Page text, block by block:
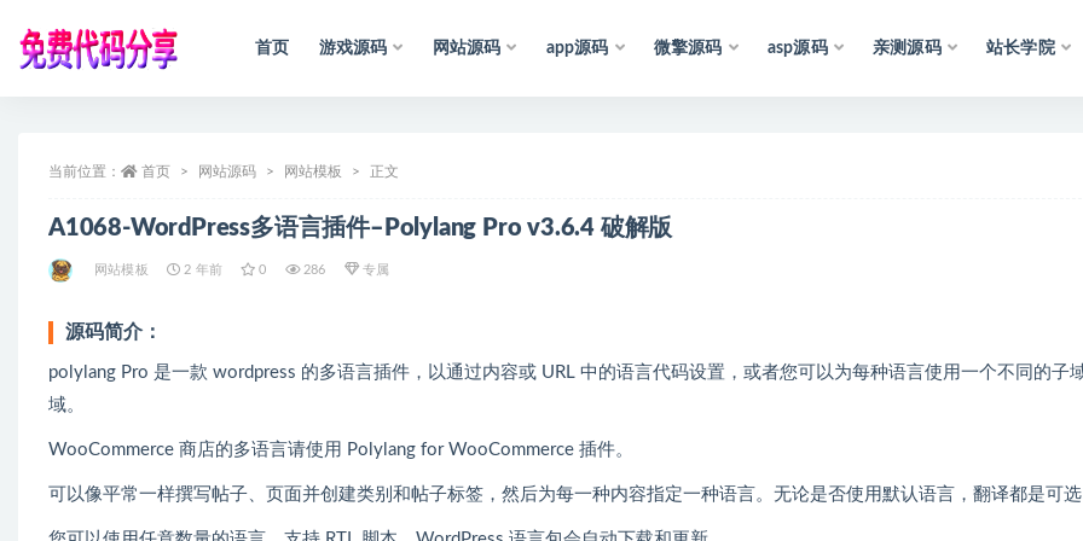
首页 游戏源码 网站源码 app源码 微擎源码 asp源码 亲测源码 站长学院
当前位置： 首页 网站源码 网站模板 正文
A1068-WordPress多语言插件–Polylang Pro v3.6.4 破解版
网站模板 2 年前 0 286 专属
源码简介：
polylang Pro 是一款 wordpress 的多语言插件，以通过内容或 URL 中的语言代码设置，或者您可以为每种语言使用一个不同的子
域。
WooCommerce 商店的多语言请使用 Polylang for WooCommerce 插件。
可以像平常一样撰写帖子、页面并创建类别和帖子标签，然后为每一种内容指定一种语言。无论是否使用默认语言，翻译都是可